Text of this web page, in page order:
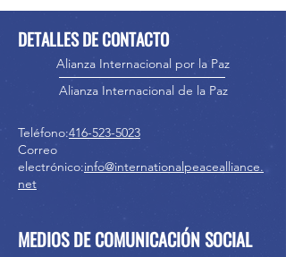
DETALLES DE CONTACTO
Alianza Internacional por la Paz
Alianza Internacional de la Paz
Teléfono:416-523-5023
Correo
electrónico:info@internationalpeacealliance.
net
MEDIOS DE COMUNICACIÓN SOCIAL